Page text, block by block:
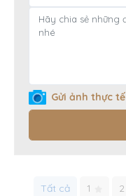
Gửi ảnh thực tế
Tất cả 1 2